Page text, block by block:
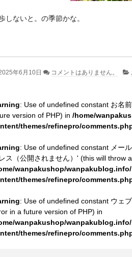
しないと。の季節かな。
年6月10日 コメントはありません。
: Use of undefined constant お名
version of PHP) in /home/
themes/refinepro/
: Use of undefined constant メー
ス（公開されません）' (this will throw
wanpakushop/
themes/refinepro/
: Use of undefined constant ウェ
in a future version of PHP) in
wanpakushop/
themes/refinepro/